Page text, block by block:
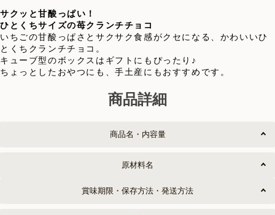
サクッと甘酸っぱい！
ひとくちサイズの苺クランチチョコ
いちごの甘酸っぱさとサクサク食感がクセになる、かわいいひ
とくちクランチチョコ。
キューブ型のボックスはギフトにもぴったり♪
ちょっとしたおやつにも、手土産にもおすすめです。
商品詳細
商品名・内容量
原材料名
賞味期限・保存方法・発送方法